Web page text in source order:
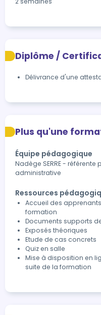
Diplôme /
Délivrance d'une
Plus qu'une
Équipe pédagogique
Nadège SERRE -
administrative
Ressources
Accueil des
formation
Documents supports
Exposés théoriques
Etude de cas concrets
Quiz en salle
Mise à disposition en
suite de la formation